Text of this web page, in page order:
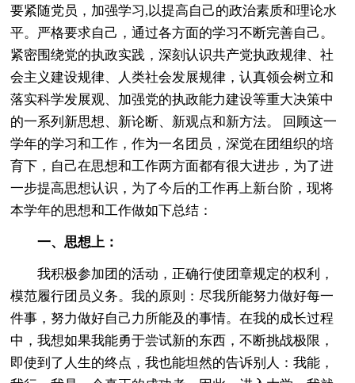
要紧随党员，加强学习,以提高自己的政治素质和理论水
平。严格要求自己，通过各方面的学习不断完善自己。
紧密围绕党的执政实践，深刻认识共产党执政规律、社
会主义建设规律、人类社会发展规律，认真领会树立和
落实科学发展观、加强党的执政能力建设等重大决策中
的一系列新思想、新论断、新观点和新方法。 回顾这一
学年的学习和工作，作为一名团员，深觉在团组织的培
育下，自己在思想和工作两方面都有很大进步，为了进
一步提高思想认识，为了今后的工作再上新台阶，现将
本学年的思想和工作做如下总结：
一、思想上：
我积极参加团的活动，正确行使团章规定的权利，
模范履行团员义务。我的原则：尽我所能努力做好每一
件事，努力做好自己力所能及的事情。在我的成长过程
中，我想如果我能勇于尝试新的东西，不断挑战极限，
即使到了人生的终点，我也能坦然的告诉别人：我能，